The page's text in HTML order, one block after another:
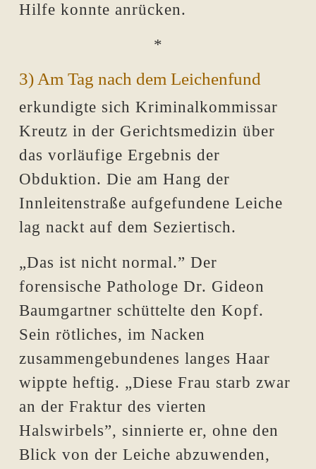
Hilfe konnte anrücken.
*
3) Am Tag nach dem Leichenfund
erkundigte sich Kriminalkommissar
Kreutz in der Gerichtsmedizin über
das vorläufige Ergebnis der
Obduktion. Die am Hang der
Innleitenstraße aufgefundene Leiche
lag nackt auf dem Seziertisch.
„Das ist nicht normal.” Der
forensische Pathologe Dr. Gideon
Baumgartner schüttelte den Kopf.
Sein rötliches, im Nacken
zusammengebundenes langes Haar
wippte heftig. „Diese Frau starb zwar
an der Fraktur des vierten
Halswirbels”, sinnierte er, ohne den
Blick von der Leiche abzuwenden,